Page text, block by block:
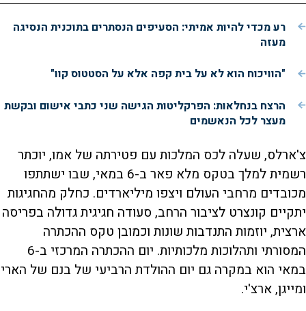
רע מכדי להיות אמיתי: הסעיפים הנסתרים בתוכנית הנסיגה
מעזה
"הוויכוח הוא לא על בית קפה אלא על הסטטוס קוו"
הרצח בנחלאות: הפרקליטות הגישה שני כתבי אישום ובקשת
מעצר לכל הנאשמים
צ'ארלס, שעלה לכס המלכות עם פטירתה של אמו, יוכתר
רשמית למלך בטקס מלא פאר ב-6 במאי, שבו ישתתפו
מכובדים מרחבי העולם ויצפו מיליארדים. כחלק מהחגיגות
יתקיים קונצרט לציבור הרחב, סעודה חגיגית גדולה בפריסה
ארצית, יוזמות התנדבות שונות וכמובן טקס ההכתרה
המסורתי ותהלוכות מלכותיות. יום ההכתרה המרכזי ב-6
במאי הוא במקרה גם יום ההולדת הרביעי של בנם של הארי
ומייגן, ארצ'י.